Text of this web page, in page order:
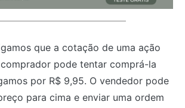
que a cotação de uma ação
comprador pode tentar comprá-la
por R$ 9,95. O vendedor pode
para cima e enviar uma ordem